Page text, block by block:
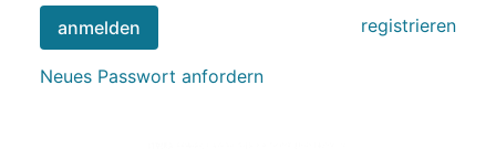
anmelden registrieren
Neues Passwort anfordern